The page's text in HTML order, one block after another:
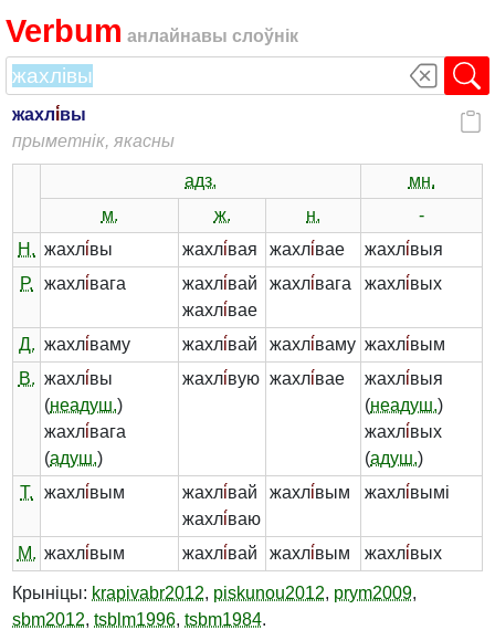
Verbum анлайнавы слоўнік
жахлі́вы
прыметнік, якасны
адз.
мн.
м.
ж. н.
-
Н. жахлі́вы жахлі́вая жахлі́вае жахлі́выя
Р.
жахлі́вага жахлі́вай
жахлі́вае
жахлі́вага жахлі́вых
Д. жахлі́ваму жахлі́вай жахлі́ваму жахлі́вым
В. жахлі́вы
(неадуш.)
жахлі́вага
(адуш.)
жахлі́вую жахлі́вае жахлі́выя
(неадуш.)
жахлі́вых
(адуш.)
Т.
жахлі́вым жахлі́вай
жахлі́ваю
жахлі́вым жахлі́вымі
М. жахлі́вым жахлі́вай жахлі́вым жахлі́вых
Крыніцы: krapivabr2012, piskunou2012, prym2009,
sbm2012, tsblm1996, tsbm1984.